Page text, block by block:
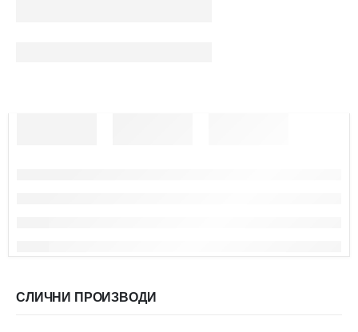
СЛИЧНИ ПРОИЗВОДИ